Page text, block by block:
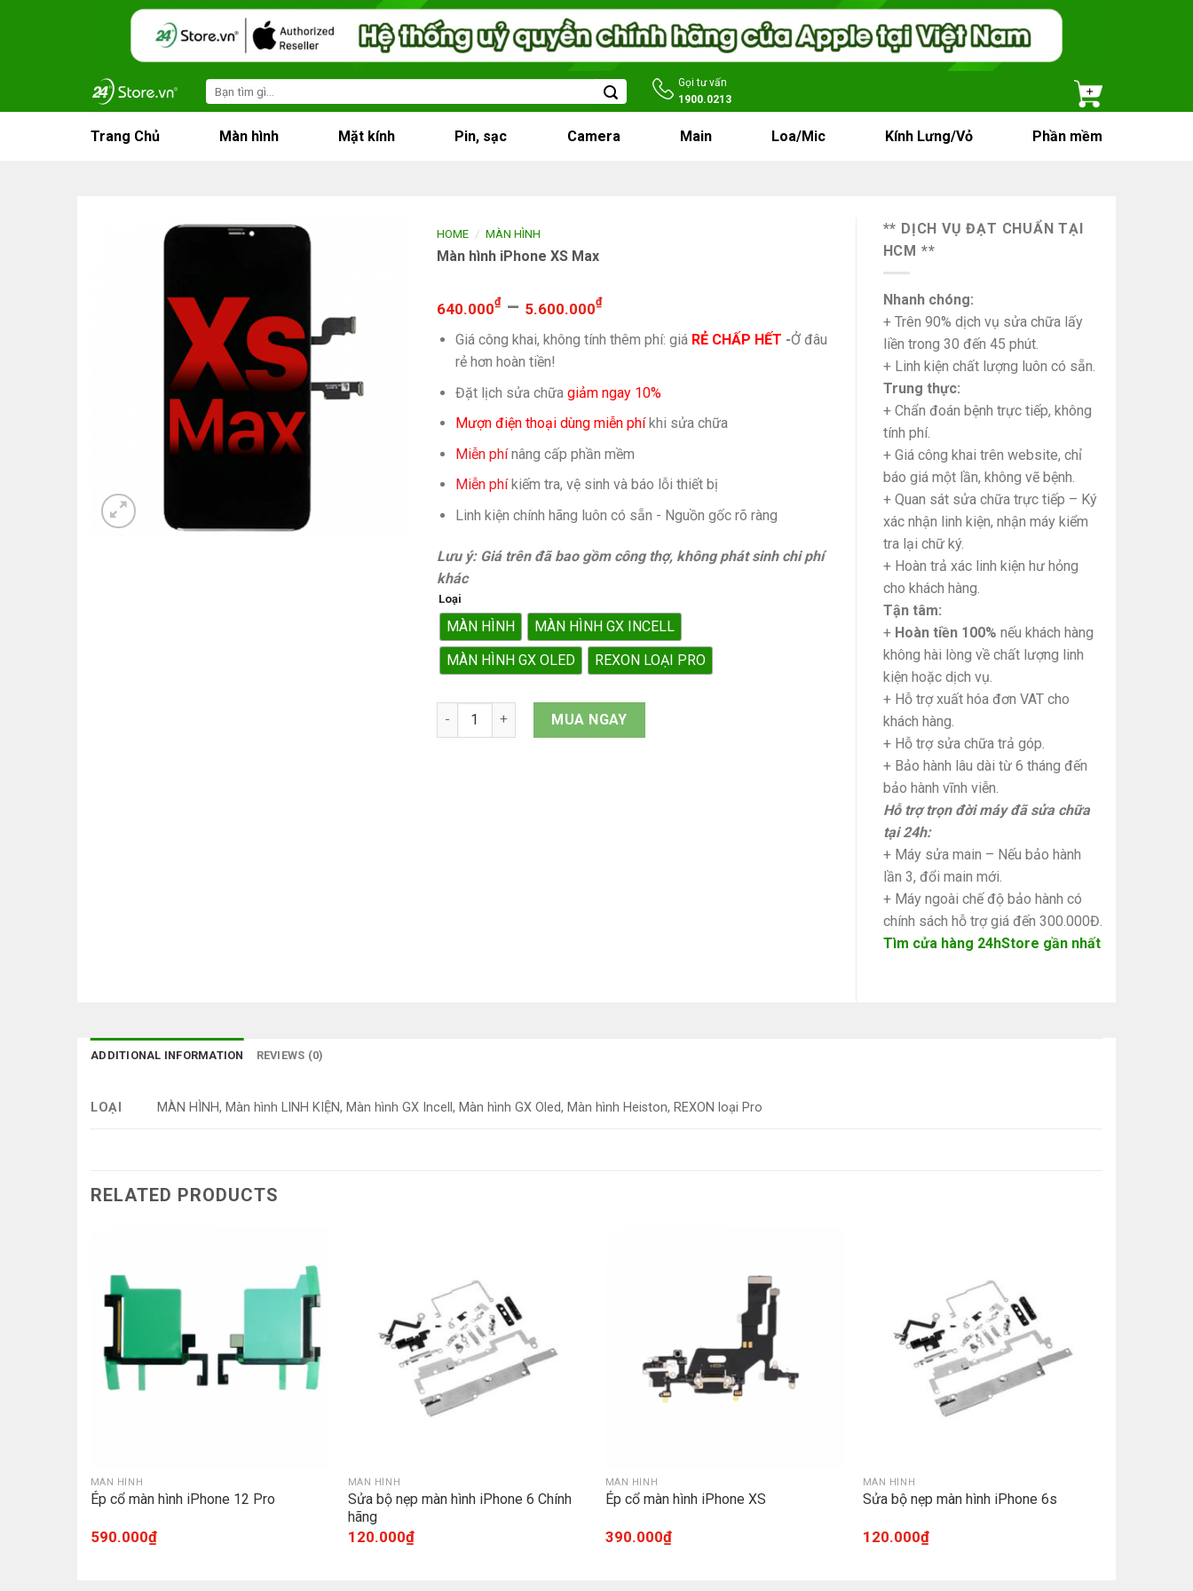
Search
for:
Gọi tư vấn
1900.0213
Trang Chủ Màn hình Mặt kính Pin, sạc Camera Main Loa/Mic Kính Lưng/Vỏ Phần mềm
HOME / MÀN HÌNH
Màn hình iPhone XS Max
640.000₫– 5.600.000₫
Giá công khai, không tính thêm phí: giá RẺ CHẤP HẾT -Ở đâu
rẻ hơn hoàn tiền!
Đặt lịch sửa chữa giảm ngay 10%
Mượn điện thoại dùng miễn phíkhi sửa chữa
Miễn phínâng cấp phần mềm
Miễn phíkiếm tra, vệ sinh và báo lỗi thiết bị
Linh kiện chính hãng luôn có sẵn - Nguồn gốc rõ ràng
Lưu ý: Giá trên đã bao gồm công thợ, không phát sinh chi phí
khác
Loại
MÀN HÌNH
MÀN HÌNH GX INCELL
MÀN HÌNH GX OLED
REXON LOẠI PRO
Màn hình iPhone XS Max quantity
MUA NGAY
** DỊCH VỤ ĐẠT CHUẨN TẠI
HCM **
Nhanh chóng:
+ Trên 90% dịch vụ sửa chữa lấy
liền trong 30 đến 45 phút.
+ Linh kiện chất lượng luôn có sẵn.
Trung thực:
+ Chẩn đoán bệnh trực tiếp, không
tính phí.
+ Giá công khai trên website, chỉ
báo giá một lần, không vẽ bệnh.
+ Quan sát sửa chữa trực tiếp – Ký
xác nhận linh kiện, nhận máy kiểm
tra lại chữ ký.
+ Hoàn trả xác linh kiện hư hỏng
cho khách hàng.
Tận tâm:
+ Hoàn tiền 100% nếu khách hàng
không hài lòng về chất lượng linh
kiện hoặc dịch vụ.
+ Hỗ trợ xuất hóa đơn VAT cho
khách hàng.
+ Hỗ trợ sửa chữa trả góp.
+ Bảo hành lâu dài từ 6 tháng đến
bảo hành vĩnh viễn.
Hỗ trợ trọn đời máy đã sửa chữa
tại 24h:
+ Máy sửa main – Nếu bảo hành
lần 3, đổi main mới.
+ Máy ngoài chế độ bảo hành có
chính sách hỗ trợ giá đến 300.000Đ.
Tìm cửa hàng 24hStore gần nhất
ADDITIONAL INFORMATION REVIEWS (0)
LOẠI MÀN HÌNH, Màn hình LINH KIỆN, Màn hình GX Incell, Màn hình GX Oled, Màn hình Heiston, REXON loại Pro
RELATED PRODUCTS
MÀN HÌNH
Ép cổ màn hình iPhone 12 Pro
590.000₫
MÀN HÌNH
Sửa bộ nẹp màn hình iPhone 6 Chính
hãng
120.000₫
MÀN HÌNH
Ép cổ màn hình iPhone XS
390.000₫
MÀN HÌNH
Sửa bộ nẹp màn hình iPhone 6s
120.000₫